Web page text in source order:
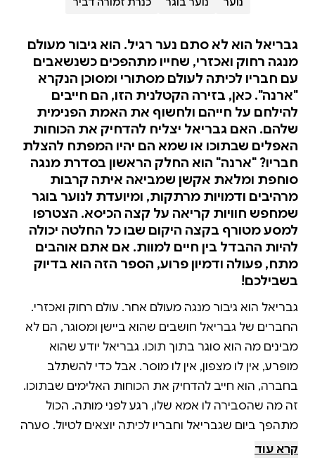
גבריאל הוא לא סתם נער רגיל. הוא גיבור מעולם
מנגה רחוק ואכזרי, שחייו מתהפכים כשנשאבים
עם חבריו לכיתה לעולם מסתורי ומסוכן הנקרא
"ארנה". כאן, בזירה הקטלנית הזו, הם חייבים
להילחם על חייהם ולחשוף את האמת הפנימית
שלהם. האם גבריאל יצליח להדחיק את הכוחות
האפלים שבתוכו או שמא הם יהיו המפתח להצלת
חבריו? "ארנה" הוא החלק הראשון בסדרת מנגה
סוחפת ומלאת אקשן שמביאה איתה קרבות
מרהיבים ודמויות מרתקות, ומיועדת לנוער בוגר
שמחפש חוויות קריאה על קצה הכיסא. הצטרפו
למסע מטורף בקצה היקום שבו כל החלטה יכולה
להיות ההבדל בין חיים למוות. אם אתם אוהבים
מתח, פעולה ודמיון פרוע, הספר הזה הוא בדיוק
בשבילכם!
גבריאל הוא גיבור מנגה מעולם אחר. עולם רחוק ואכזרי.
החברים של גבריאל חושבים שהוא ביישן ומסוגר, הם לא
מבינים מה הוא סוגר בתוך תוכו. גבריאל יודע שהוא
מופרע, אין לו מצפון, אין לו מוסר. אבל כדי להשתלב
בחברה, הוא חייב להדחיק את הכוחות האלימים שבתוכו.
זה מה שהסבירה לו אמא שלו, רגע לפני מותה. הכול
מתהפך ביום שגבריאל וחבריו לכיתה יוצאים לטיול. סערה
מטורפת מטלטלת את האוטובוס של הכיתה וסוחפת
קרא עוד